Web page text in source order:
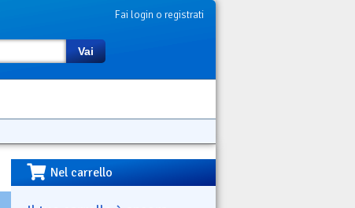
Fai login o registrati
Vai
Nel carrello